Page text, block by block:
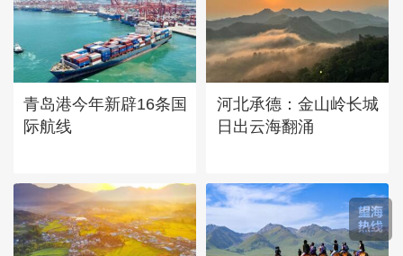
青岛港今年新辟16条国
际航线
河北承德：金山岭长城
日出云海翻涌